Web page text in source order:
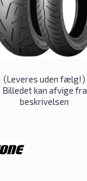
(Leveres uden fælg!)
Billedet kan afvige fra
beskrivelsen